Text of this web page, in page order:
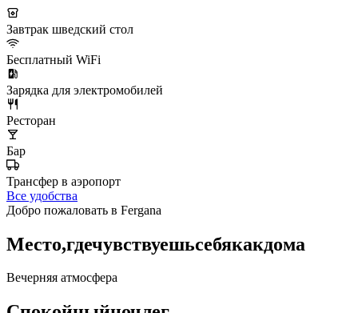
Завтрак шведский стол
Бесплатный WiFi
Зарядка для электромобилей
Ресторан
Бар
Трансфер в аэропорт
Все удобства
Добро пожаловать в Fergana
Место,гдечувствуешьсебякакдома
Вечерняя атмосфера